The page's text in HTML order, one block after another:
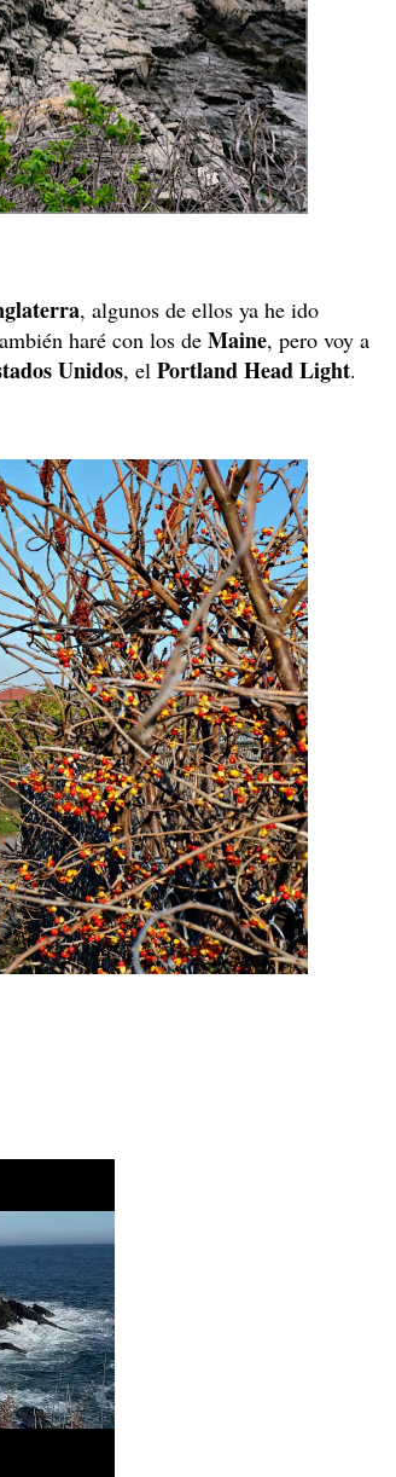
, algunos de ellos ya he ido
haré con los de Maine, pero voy a
Unidos, el Portland Head Light.